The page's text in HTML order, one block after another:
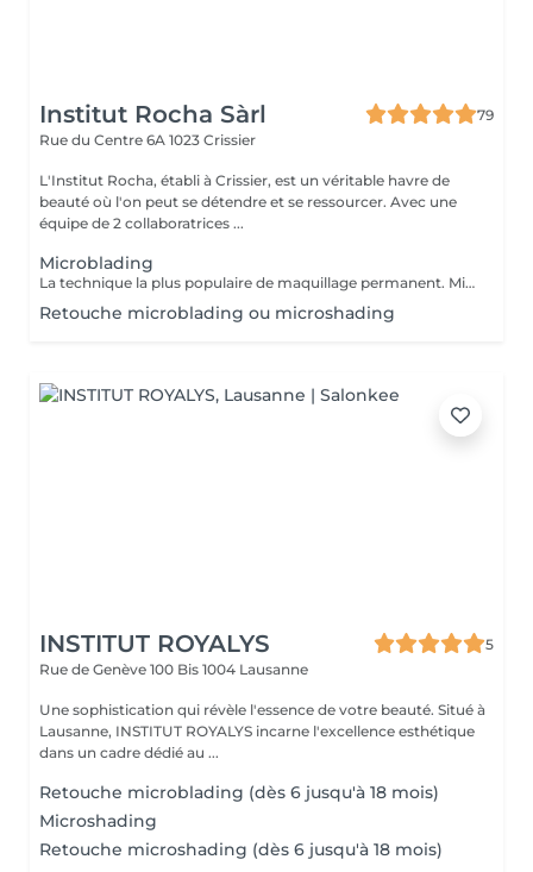
Institut Rocha Sàrl
79
Rue du Centre 6A 1023 Crissier
L'Institut Rocha, établi à Crissier, est un véritable havre de
beauté où l'on peut se détendre et se ressourcer. Avec une
équipe de 2 collaboratrices ...
Microblading
La technique la plus populaire de maquillage permanent. Microblading est un terme tout à fait nouveau dans notre industrie. tout d'abord, ce n'est pas un technique avec utilisation de la machine, mais plutôt un type de méthode manuelle. Le très gros avantage de cette méthode manuelle par rapport aux autres méthodes, c'est qu'elle apporte des résultats hypers réalistes. Le tracé des lignes est d'une finesse incomparable à aucune autre méthode .Le résultat du tracé est similaire aux courbes et lignes des sourcils naturels. La courbe, la couleur et l'intensité seront sélectionnés en accord avec les caractéristiques du visage ainsi que les désirs du client. Le microblading offre de parfaits résultats pour restructurer une ligne de sourcils lorsque que celle-ci n'a pas beaucoup de poils où est très fine. Mais aussi lorsqu'il s'agît de faire de légères corrections sur des cicatrices et combler de petits manques. Avantages La procédure est moins douloureuse, plus douce pour la peau et plus rapide qu'a la machine. Le résultat est extrêmement naturel et imperceptible. Les poils sont dessinés dans le sens naturel de pousse de la cliente. Aucune machine n'est requise pour ce type de procédure. Des pigments plus épais sont utilisés et disparaîssent lentement entre 12 et 18 mois. S'estompe plus naturellement que le maquillage permanent avec machine. Idéal pour corriger un travail déjà existant.
Retouche microblading ou microshading
INSTITUT ROYALYS
5
Rue de Genève 100 Bis 1004 Lausanne
Une sophistication qui révèle l'essence de votre beauté. Situé à
Lausanne, INSTITUT ROYALYS incarne l'excellence esthétique
dans un cadre dédié au ...
Retouche microblading (dès 6 jusqu'à 18 mois)
Microshading
Retouche microshading (dès 6 jusqu'à 18 mois)